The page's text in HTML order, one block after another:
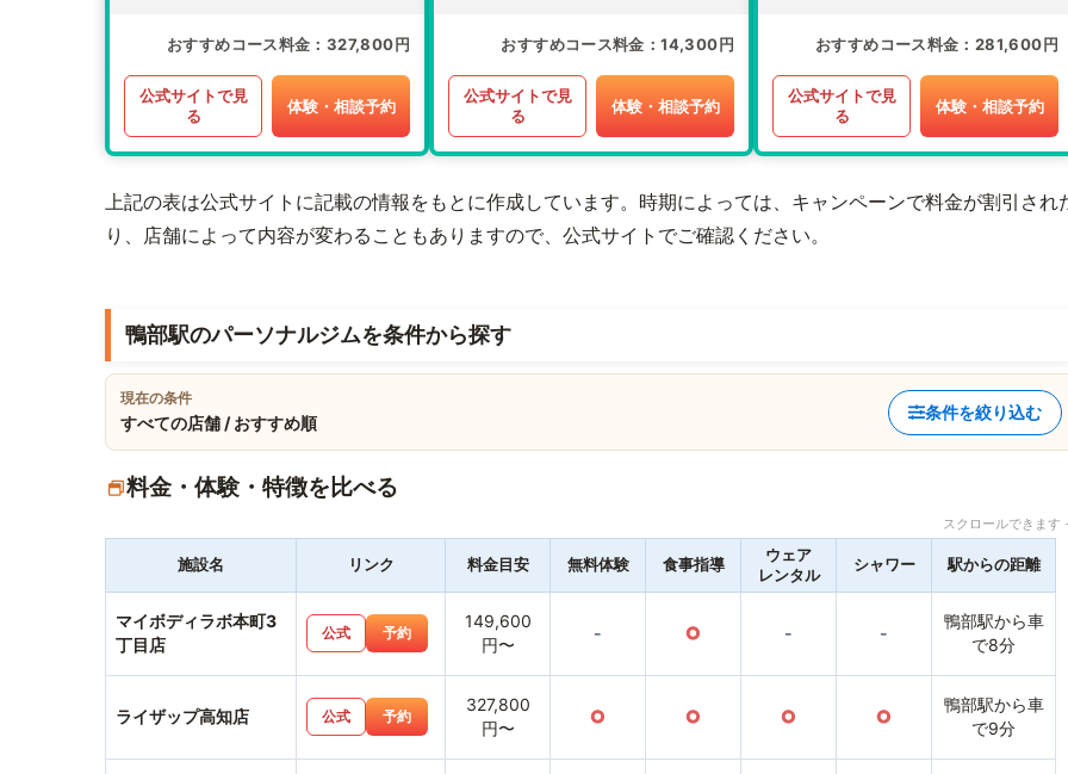
おすすめコース料金 327,800円
公式サイトで見
る
体験・相談予約
おすすめコース料金 14,300円
公式サイトで見
る
体験・相談予約
おすすめコース料金 281,600円
公式サイトで見
る
体験・相談予約
上記の表は公式サイトに記載の情報をもとに作成しています。時期によっては、キャンペーンで料金が割引され
り、店舗によって内容が変わることもありますので、公式サイトでご確認ください。
鴨部駅のパーソナルジムを条件から探す
現在の条件
すべての店舗 / おすすめ順
条件を絞り込む
料金・体験・特徴を比べる
スクロールできま
施設名 リンク 料金目安 無料体験 食事指導
ウェア
レンタル
シャワー 駅からの距離
マイボディラボ本町3
丁目店
公式 予約
149,600
円〜
- ○ - -
鴨部駅から車
で8分
ライザップ高知店 公式 予約
327,800
円〜
○ ○ ○ ○
鴨部駅から車
で9分